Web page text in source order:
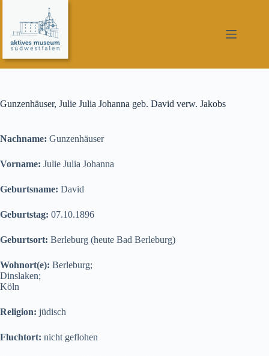
springen
Gunzenhäuser, Julie Julia Johanna geb. David verw. Jakobs
Nachname: Gunzenhäuser
Vorname: Julie Julia Johanna
Geburtsname: David
Geburtstag: 07.10.1896
Geburtsort: Berleburg (heute Bad Berleburg)
Wohnort(e): Berleburg;
Dinslaken;
Köln
Religion: jüdisch
Fluchtort: nicht geflohen